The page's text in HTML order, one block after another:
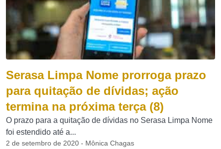
Serasa Limpa Nome prorroga prazo
para quitação de dívidas; ação
termina na próxima terça (8)
O prazo para a quitação de dívidas no Serasa Limpa Nome
foi estendido até a...
2 de setembro de 2020 - Mônica Chagas